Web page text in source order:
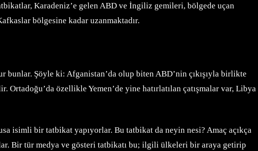
Karadeniz’e gelen ABD ve İngiliz gemileri, bölgede uçan
bölgesine kadar uzanmaktadır.
bunlar. Şöyle ki: Afganistan’da olup biten ABD’nin çıkışıyla birlikte
özellikle Yemen’de yine hatırlatılan çatışmalar var, Libya
isimli bir tatbikat yapıyorlar. Bu tatbikat da neyin nesi? Amaç açıkça
Bir tür medya ve gösteri tatbikatı bu; ilgili ülkeleri bir araya getirip